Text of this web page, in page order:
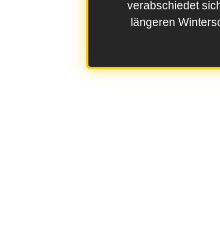
verabschiedet
längeren